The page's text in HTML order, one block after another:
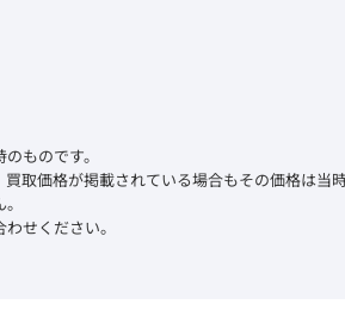
ものです。
取価格が掲載されている場合もその価格は当
せください。